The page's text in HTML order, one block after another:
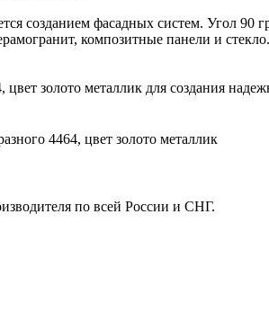
созданием фасадных систем. Угол
композитные панели и
золото металлик для создания
4464, цвет золото металлик
по всей России и СНГ.